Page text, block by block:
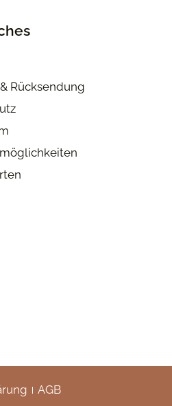
Rücksendung
AGB